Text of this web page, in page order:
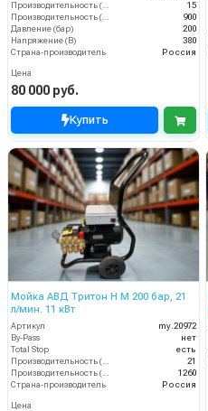
Производительность (л/мин)
15
Производительность (л/ч)
900
Давление (бар)
200
Напряжение (В)
380
Страна-производитель
Россия
Цена
80 000 руб.
Купить
Мойка АВД Тритон H M 200 бар, 21
л/мин. 11 кВт
Артикул
my.20972
By-Pass
нет
Total Stop
есть
21
1260
Страна-производитель
Россия
Цена